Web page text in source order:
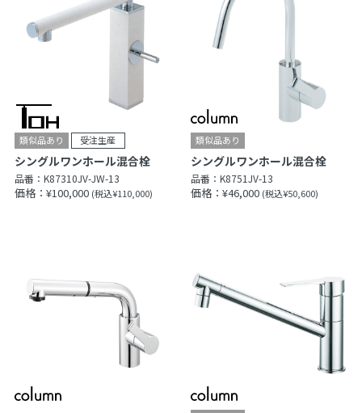
シングルワンホール混合栓
品番： K87310JV-JW-13
価格：¥100,000 (税込¥110,000)
シングルワンホール混合栓
品番：K8751JV-13
価格：¥46,000 (税込¥50,600)